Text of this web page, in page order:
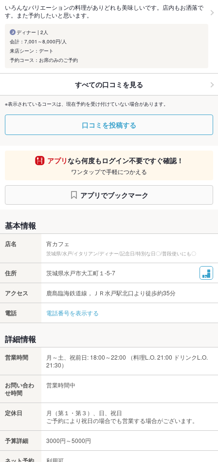
いろんなバリエーションの料理がありどれも美味しいです。店内もお洒落で
す。また予約したいと思います。
ディナー | 2人
会計：7,001～8,000円/人
来店シーン：デート
予約コース：お席のみのご予約
すべての口コミを見る
※表示されているコースは、現在予約を受け付けていない場合があります。
口コミを投稿する
アプリなら何度もログイン不要ですぐ確認！
ワンタップで手軽につかえる
アプリでブックマーク
基本情報
店名 宵カフェ
茨城県/水戸/イタリアン/ディナー/記念日/特別な日〇/普段使いにも〇
住所 茨城県水戸市大工町１-5-7
アクセス 鹿島臨海鉄道線，ＪＲ水戸駅北口より徒歩約35分
電話 電話番号を表示する
詳細情報
営業時間
月～土、祝前日: 18:00～22:00 （料理L.O. 21:00 ドリンクL.O.
21:30）
お問い合わ
せ時間
営業時間中
定休日
月（第１・第３）、日、祝日
ご予約により祝日の場合でも営業する場合がございます。
予算詳細 3000円～5000円
利用可